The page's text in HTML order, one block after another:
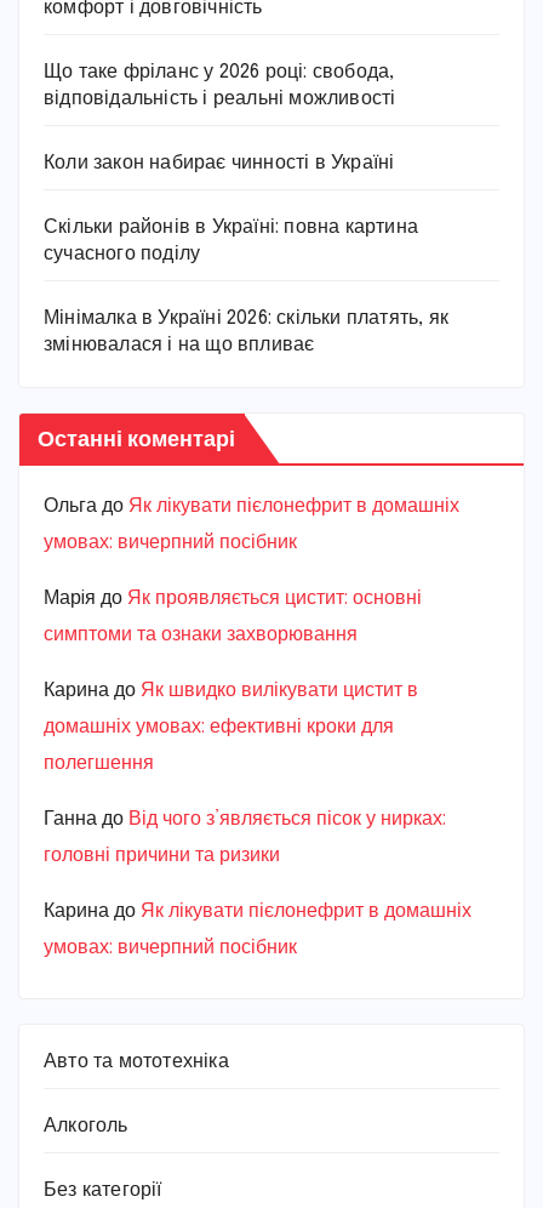
комфорт і довговічність
Що таке фріланс у 2026 році: свобода,
відповідальність і реальні можливості
Коли закон набирає чинності в Україні
Скільки районів в Україні: повна картина
сучасного поділу
Мінімалка в Україні 2026: скільки платять, як
змінювалася і на що впливає
Останні коментарі
Ольга до Як лікувати пієлонефрит в домашніх
умовах: вичерпний посібник
Марiя до Як проявляється цистит: основні
симптоми та ознаки захворювання
Карина до Як швидко вилікувати цистит в
домашніх умовах: ефективні кроки для
полегшення
Ганна до Від чого з’являється пісок у нирках:
головні причини та ризики
Карина до Як лікувати пієлонефрит в домашніх
умовах: вичерпний посібник
Авто та мототехніка
Алкоголь
Без категорії